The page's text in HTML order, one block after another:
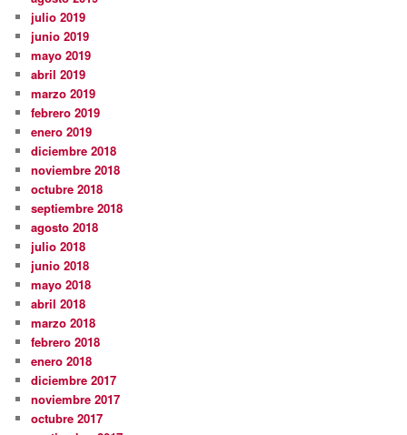
julio 2019
junio 2019
mayo 2019
abril 2019
marzo 2019
febrero 2019
enero 2019
diciembre 2018
noviembre 2018
octubre 2018
septiembre 2018
agosto 2018
julio 2018
junio 2018
mayo 2018
abril 2018
marzo 2018
febrero 2018
enero 2018
diciembre 2017
noviembre 2017
octubre 2017